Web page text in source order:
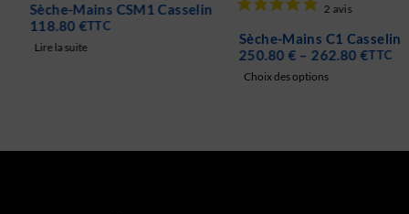
Sèche-Mains CSM1 Casselin
118.80€TTC
Lire la suite
Sèche-Mains C1 Casselin
250.80€–262.80€TTC
Choix des options